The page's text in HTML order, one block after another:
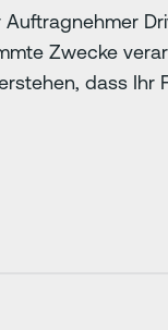
Zwecke
dass Ihr